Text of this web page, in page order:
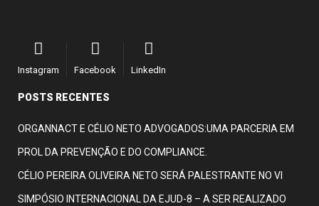
Instagram Facebook LinkedIn
POSTS RECENTES
ORGANNACT E CÉLIO NETO ADVOGADOS:UMA PARCERIA EM
PROL DA PREVENÇÃO E DO COMPLIANCE.
CÉLIO PEREIRA OLIVEIRA NETO SERÁ PALESTRANTE NO VI
SIMPÓSIO INTERNACIONAL DA EJUD-8 – A SER REALIZADO